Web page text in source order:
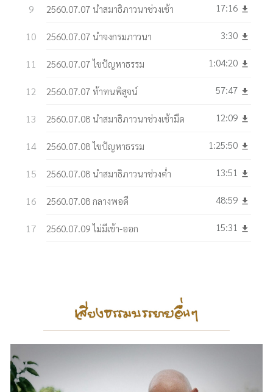
2560.07.07 นำสมาธิภาวนาช่วงเช้า 17:16 get_app
2560.07.07 นำจงกรมภาวนา 3:30 get_app
2560.07.07 ไขปัญหาธรรม 1:04:20 get_app
2560.07.07 ท้าทนพิสูจน์ 57:47 get_app
2560.07.08 นำสมาธิภาวนาช่วงเช้ามืด 12:09 get_app
2560.07.08 ไขปัญหาธรรม 1:25:50 get_app
2560.07.08 นำสมาธิภาวนาช่วงค่ำ 13:51 get_app
2560.07.08 กลางพอดี 48:59 get_app
2560.07.09 ไม่มีเข้า-ออก 15:31 get_app